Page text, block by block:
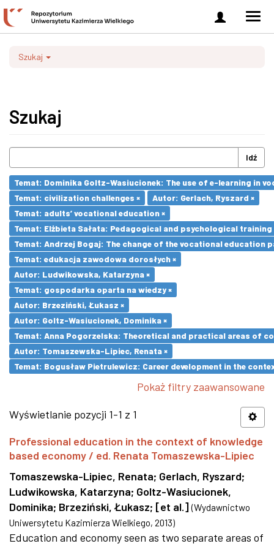
Zaloguj
się
Szukaj
Szukaj
Idź
Temat: Dominika Goltz-Wasiucionek: The use of e-learning in
Temat: civilization challenges ×
Autor: Gerlach, Ryszard ×
Temat: adults’ vocational education ×
Temat: Elżbieta Sałata: Pedagogical and psychological
Temat: Andrzej Bogaj: The change of the vocational education
Temat: edukacja zawodowa dorosłych ×
Autor: Ludwikowska, Katarzyna ×
Temat: gospodarka oparta na wiedzy ×
Autor: Brzeziński, Łukasz ×
Autor: Goltz-Wasiucionek, Dominika ×
Temat: Anna Pogorzelska: Theoretical and practical areas of
Autor: Tomaszewska-Lipiec, Renata ×
Temat: Bogusław Pietrulewicz: Career development in the
Pokaż filtry zaawansowane
Wyświetlanie pozycji 1-1 z 1
Professional education in the context of knowledge
based economy / ed. Renata Tomaszewska-Lipiec
Tomaszewska-Lipiec, Renata; Gerlach, Ryszard;
Ludwikowska, Katarzyna; Goltz-Wasiucionek,
Dominika; Brzeziński, Łukasz; [et al.] (Wydawnictwo
Uniwersytetu Kazimierza Wielkiego, 2013)
Education and economy seen as two separate areas of